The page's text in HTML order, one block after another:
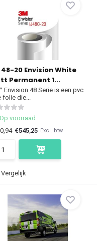
48-20 Envision White
Permanent 1...
Envision 48 Serie is een pvc
folie die...
Vergelijk
Op voorraad
€545,25 Excl. btw